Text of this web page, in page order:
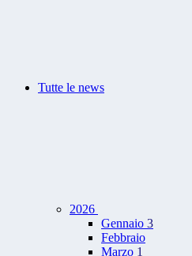
Tutte le news
2026
Gennaio 3
Febbraio
Marzo 1